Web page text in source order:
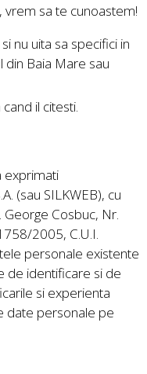
vrem sa te cunoastem!
si nu uita sa specifici in
din Baia Mare sau
il citesti.
exprimati
(sau SILKWEB), cu
George Cosbuc, Nr.
2005, C.U.I.
personale existente
de identificare si de
si experienta
date personale pe